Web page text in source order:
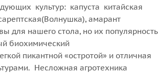
культур: капуста китайская
амарант
для нашего стола, но их популярность
биохимический
пикантной «остротой» и отличная
Несложная агротехника